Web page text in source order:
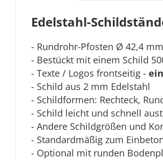
Edelstahl-
- Rundrohr-Pfosten Ø 42,4 mm
- Bestückt mit einem Schild
- Texte / Logos frontseitig -
- Schild aus 2 mm Edelstahl
- Schildformen: Rechteck,
- Schild leicht und schnell
- Andere Schildgrößen und
- Standardmäßig zum
- Optional mit runden